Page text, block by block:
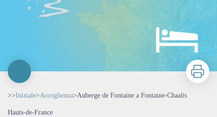
Stampa
>>Iniziale>Accoglienza>Auberge de Fontaine a Fontaine-Chaalis
Hauts-de-France